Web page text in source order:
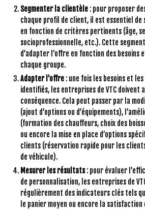
Segmenter la clientèle : pour proposer
chaque profil de client, il est essentiel
en fonction de critères pertinents (âge,
socioprofessionnelle, etc.). Cette
d’adapter l’offre en fonction des besoins
chaque groupe.
Adapter l’offre : une fois les besoins et
identifiés, les entreprises de VTC doivent
conséquence. Cela peut passer par la
(ajout d’options ou d’équipements),
(formation des chauffeurs, choix des
ou encore la mise en place d’options
clients (réservation rapide pour les
de véhicule).
Mesurer les résultats: pour évaluer
de personnalisation, les entreprises de
régulièrement des indicateurs clés tels
le panier moyen ou encore la